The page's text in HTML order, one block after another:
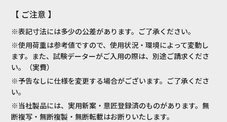
【 ご注意 】
※表記寸法には多少の公差があります。ご了承ください。
※使用荷重は参考値ですので、使用状況・環境によって変動し
ます。また、試験データーがご入用の際は、別途ご請求くださ
い。（実費）
※予告なしに仕様を変更する場合がございます。ご了承くださ
い。
※当社製品には、実用新案・意匠登録済のものがあります。無
断複写・無断複製・無断転載はお断りいたします。